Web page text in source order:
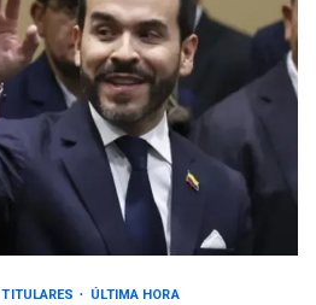
TITULARES ÚLTIMA HORA